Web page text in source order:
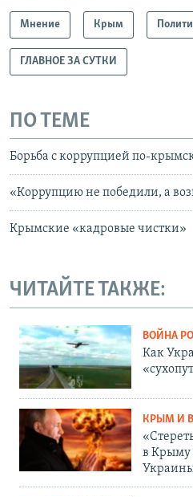
Мнение Крым
ГЛАВНОЕ ЗА СУТКИ
ПО ТЕМЕ
Борьба с коррупцией по-
«Коррупцию не победили, а
Крымские «кадровые чистки»
ЧИТАЙТЕ ТАКЖЕ:
ВОЙНА
Как
КРЫМ И
в Крыму